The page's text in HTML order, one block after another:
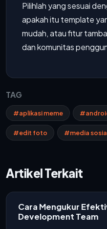
Pilihlah yang sesuai
apakah itu template
mudah, atau fitur
dan komunitas
TAG
#aplikasi meme
#edit foto #media
Artikel Terkait
Cara Mengukur
Development Team